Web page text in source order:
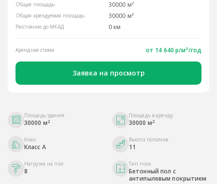
Общая площадь 30000 м²
Общая арендуемая площадь 30000 м²
Расстояние до МКАД 0 км
Арендная ставка от 14 640 р/м²/год
Заявка на просмотр
Площадь здания
30000 м2
Площадь в аренду
30000 м2
Класс
Класс A
Высота потолков
11
Нагрузка на пол
8
Тип пола
Бетонный пол с
антипылевым покрытием